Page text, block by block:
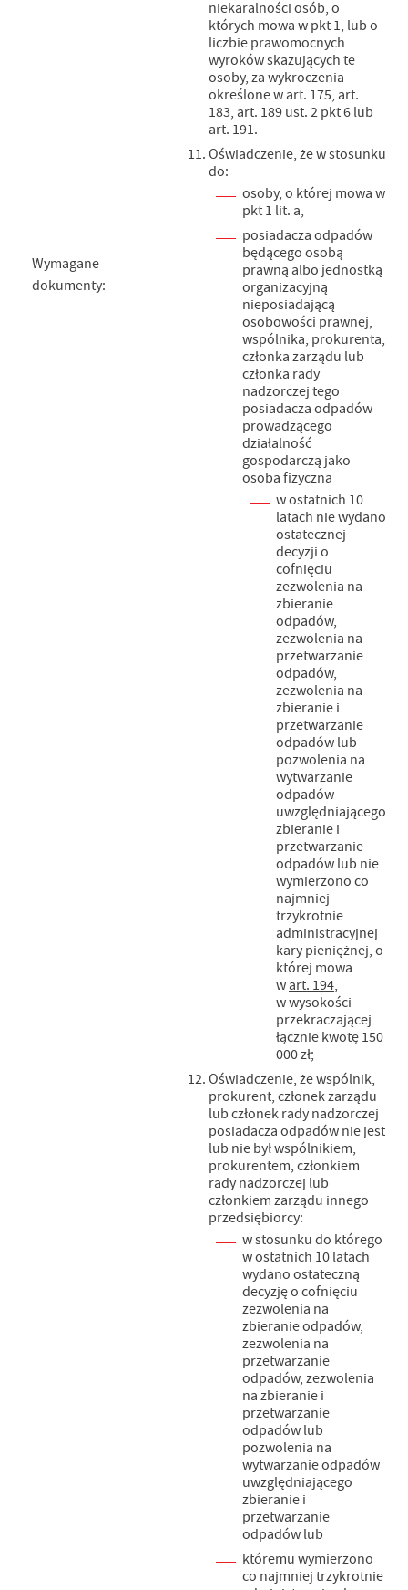
Wymagane
dokumenty:
niekaralności osób, o
których mowa w pkt 1, lub o
liczbie prawomocnych
wyroków skazujących te
osoby, za wykroczenia
określone w art. 175, art.
183, art. 189 ust. 2 pkt 6 lub
art. 191.
Oświadczenie, że w stosunku
do:
osoby, o której mowa w
pkt 1 lit. a,
posiadacza odpadów
będącego osobą
prawną albo jednostką
organizacyjną
nieposiadającą
osobowości prawnej,
wspólnika, prokurenta,
członka zarządu lub
członka rady
nadzorczej tego
posiadacza odpadów
prowadzącego
działalność
gospodarczą jako
osoba fizyczna
w ostatnich 10
latach nie wydano
ostatecznej
decyzji o
cofnięciu
zezwolenia na
zbieranie
odpadów,
zezwolenia na
przetwarzanie
odpadów,
zezwolenia na
zbieranie i
przetwarzanie
odpadów lub
pozwolenia na
wytwarzanie
odpadów
uwzględniającego
zbieranie i
przetwarzanie
odpadów lub nie
wymierzono co
najmniej
trzykrotnie
administracyjnej
kary pieniężnej, o
której mowa
w art. 194,
w wysokości
przekraczającej
łącznie kwotę 150
000 zł;
Oświadczenie, że wspólnik,
prokurent, członek zarządu
lub członek rady nadzorczej
posiadacza odpadów nie jest
lub nie był wspólnikiem,
prokurentem, członkiem
rady nadzorczej lub
członkiem zarządu innego
przedsiębiorcy:
w stosunku do którego
w ostatnich 10 latach
wydano ostateczną
decyzję o cofnięciu
zezwolenia na
zbieranie odpadów,
zezwolenia na
przetwarzanie
odpadów, zezwolenia
na zbieranie i
przetwarzanie
odpadów lub
pozwolenia na
wytwarzanie odpadów
uwzględniającego
zbieranie i
przetwarzanie
odpadów lub
któremu wymierzono
co najmniej trzykrotnie